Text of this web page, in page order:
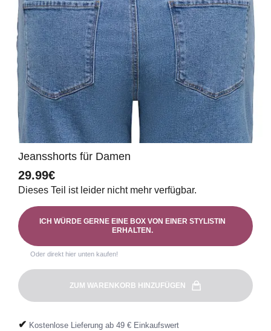
Jeansshorts für Damen
29.99€
Dieses Teil ist leider nicht mehr verfügbar.
ICH WÜRDE GERNE EINE BOX VON EINER STYLISTIN
ERHALTEN.
Oder direkt hier unten kaufen!
ZUM WARENKORB HINZUFÜGEN
✔ Kostenlose Lieferung ab 49 € Einkaufswert